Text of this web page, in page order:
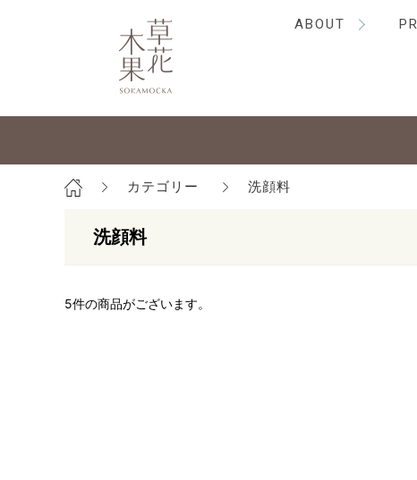
ABOUT
カテゴリー 洗顔料
洗顔料
5件の商品がございます。